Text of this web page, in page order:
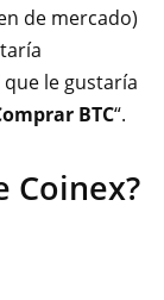
de mercado)
le gustaría
BTC“.
Coinex?